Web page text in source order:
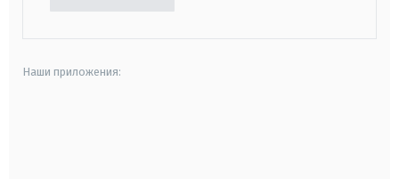
Наши приложения: